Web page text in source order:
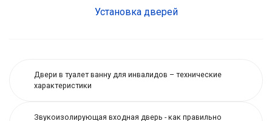
Установка дверей
Двери в туалет ванну для инвалидов – технические
характеристики
Звукоизолирующая входная дверь - как правильно